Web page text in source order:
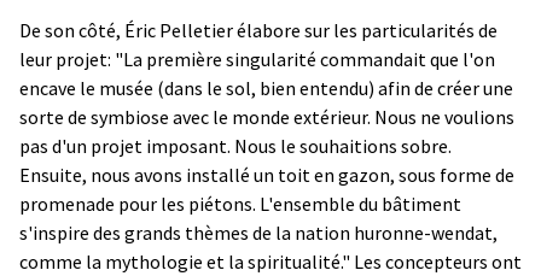
De son côté, Éric Pelletier élabore sur les particularités de
leur projet: "La première singularité commandait que l'on
encave le musée (dans le sol, bien entendu) afin de créer une
sorte de symbiose avec le monde extérieur. Nous ne voulions
pas d'un projet imposant. Nous le souhaitions sobre.
Ensuite, nous avons installé un toit en gazon, sous forme de
promenade pour les piétons. L'ensemble du bâtiment
s'inspire des grands thèmes de la nation huronne-wendat,
comme la mythologie et la spiritualité." Les concepteurs ont